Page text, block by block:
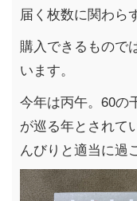
届く枚数に関わら
購入できるもので
います。
今年は丙午。60の
が巡る年とされて
んびりと適当に過